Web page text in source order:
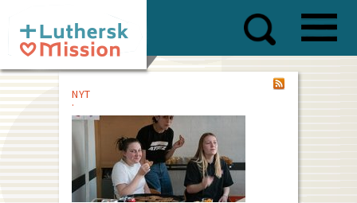
main
content
NYT